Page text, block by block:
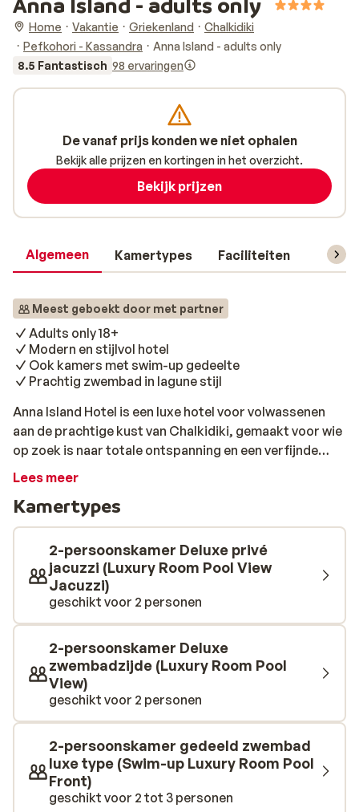
Home Vakantie Griekenland
Chalkidiki
Pefkohori - Kassandra
Anna Island - adults only
8.5 Fantastisch 98 ervaringen
Algemeen Kamertypes Faciliteiten
Meest geboekt door met partner
Adults only 18+
Modern en stijlvol hotel
Ook kamers met swim-up gedeelte
Prachtig zwembad in lagune stijl
Anna Island Hotel is een luxe hotel voor volwassenen
aan de prachtige kust van Chalkidiki, gemaakt voor wie
op zoek is naar totale ontspanning en een verfijnde
sfeer. Het biedt een eersteklas ervaring in een
Elke kamer en suite is smaakvol ingericht met een
modern en trendy design dat harmonieert met de
omgeving. Waarom niet van de gelegenheid
gebruikmaken om een swim-up kamer te boeken om
jouw verblijf nog aangenamer te maken! Het
laguneachtige zwembad van het hotel is een exclusief
toevluchtsoord waar zwemmen en ontspanning hand in
hand gaan. Ontspan op de elegante ligbedden, lees een
goed boek en geniet van de verwarmende Griekse zon.
Er is ook een gezellige swim-up bar aan de rand van de
lagune, waar tropische drankjes en snacks worden
geserveerd. Als je wilt genieten van een lekker dagje
strand, kun je het zandstrand op korte loopafstand
van je accommodatie bereiken. 's Avonds kun je het
centrum van Pefkohori verkennen, waar je een goede
selectie taverna's, cafés, winkels en bars vindt.
Lees meer
Kamertypes
2-persoonskamer Deluxe privé
jacuzzi (Luxury Room Pool View
Jacuzzi)
geschikt voor 2 personen
2-persoonskamer Deluxe
zwembadzijde (Luxury Room Pool
View)
geschikt voor 2 personen
2-persoonskamer gedeeld zwembad
luxe type (Swim-up Luxury Room Pool
Front)
geschikt voor 2 tot 3 personen
De vanaf prijs konden we niet ophalen
Bekijk alle prijzen en kortingen in het overzicht.
Bekijk prijzen